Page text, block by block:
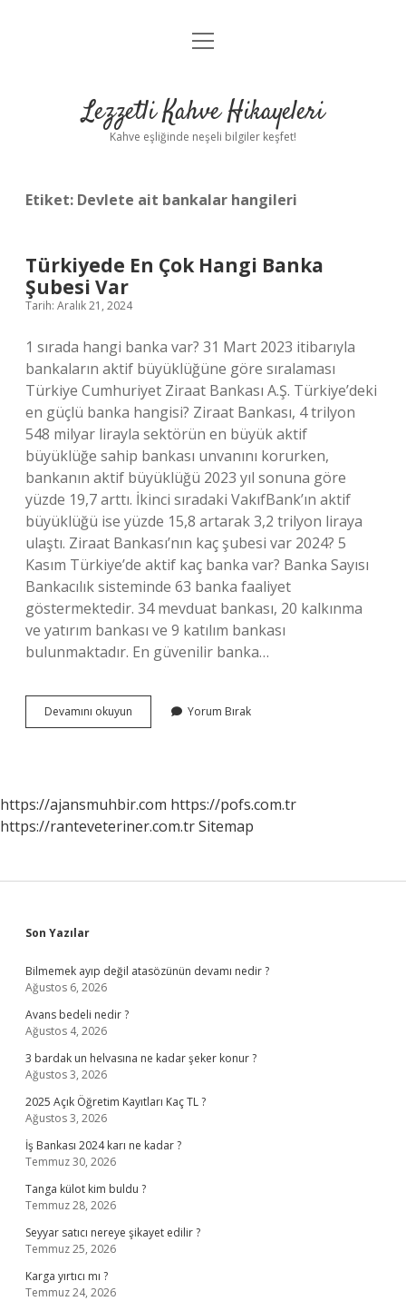
Anasayfa
Yasal Uyarı
menüyü
Lezzetli Kahve Hikayeleri
Kahve eşliğinde neşeli bilgiler keşfet!
Etiket: Devlete ait bankalar hangileri
Türkiyede En Çok Hangi Banka
Şubesi Var
Tarih: Aralık 21, 2024
1 sırada hangi banka var? 31 Mart 2023 itibarıyla
bankaların aktif büyüklüğüne göre sıralaması
Türkiye Cumhuriyet Ziraat Bankası A.Ş. Türkiye’deki
en güçlü banka hangisi? Ziraat Bankası, 4 trilyon
548 milyar lirayla sektörün en büyük aktif
büyüklüğe sahip bankası unvanını korurken,
bankanın aktif büyüklüğü 2023 yıl sonuna göre
yüzde 19,7 arttı. İkinci sıradaki VakıfBank’ın aktif
büyüklüğü ise yüzde 15,8 artarak 3,2 trilyon liraya
ulaştı. Ziraat Bankası’nın kaç şubesi var 2024? 5
Kasım Türkiye’de aktif kaç banka var? Banka Sayısı
Bankacılık sisteminde 63 banka faaliyet
göstermektedir. 34 mevduat bankası, 20 kalkınma
ve yatırım bankası ve 9 katılım bankası
bulunmaktadır. En güvenilir banka…
Devamını okuyun Türkiyede
En
Var
Yorum Bırak
https://ajansmuhbir.com https://pofs.com.tr
https://ranteveteriner.com.trSitemap
Sidebar
Son Yazılar
Bilmemek ayıp değil atasözünün devamı nedir ?
Ağustos 6, 2026
Avans bedeli nedir ?
Ağustos 4, 2026
3 bardak un helvasına ne kadar şeker konur ?
Ağustos 3, 2026
2025 Açık Öğretim Kayıtları Kaç TL ?
Ağustos 3, 2026
İş Bankası 2024 karı ne kadar ?
Temmuz 30, 2026
Tanga külot kim buldu ?
Temmuz 28, 2026
Seyyar satıcı nereye şikayet edilir ?
Temmuz 25, 2026
Karga yırtıcı mı ?
Temmuz 24, 2026